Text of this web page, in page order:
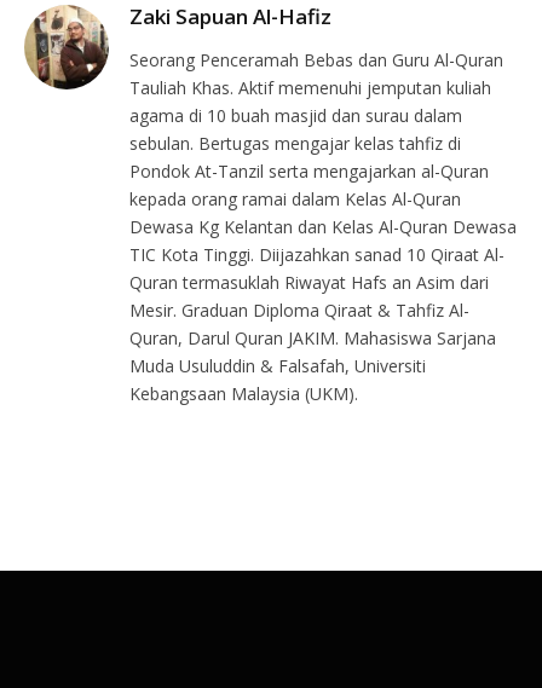
Zaki Sapuan Al-Hafiz
Seorang Penceramah Bebas dan Guru Al-Quran
Tauliah Khas. Aktif memenuhi jemputan kuliah
agama di 10 buah masjid dan surau dalam
sebulan. Bertugas mengajar kelas tahfiz di
Pondok At-Tanzil serta mengajarkan al-Quran
kepada orang ramai dalam Kelas Al-Quran
Dewasa Kg Kelantan dan Kelas Al-Quran Dewasa
TIC Kota Tinggi. Diijazahkan sanad 10 Qiraat Al-
Quran termasuklah Riwayat Hafs an Asim dari
Mesir. Graduan Diploma Qiraat & Tahfiz Al-
Quran, Darul Quran JAKIM. Mahasiswa Sarjana
Muda Usuluddin & Falsafah, Universiti
Kebangsaan Malaysia (UKM).